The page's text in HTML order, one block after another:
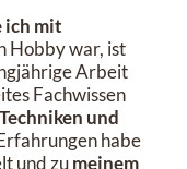
ich mit
Hobby war, ist
Arbeit
Fachwissen
und
habe
und zumeinem